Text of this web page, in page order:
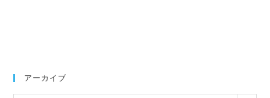
アーカイブ